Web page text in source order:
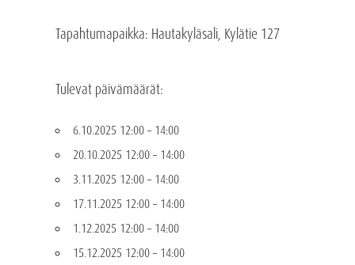
Tapahtumapaikka: Hautakyläsali, Kylätie 127
Tulevat päivämäärät:
6.10.2025 12:00– 14:00
20.10.2025 12:00– 14:00
3.11.2025 12:00– 14:00
17.11.2025 12:00– 14:00
1.12.2025 12:00– 14:00
15.12.2025 12:00– 14:00